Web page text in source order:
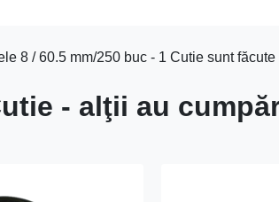
8 / 60.5 mm/250 buc - 1 Cutie sunt
- alţii au